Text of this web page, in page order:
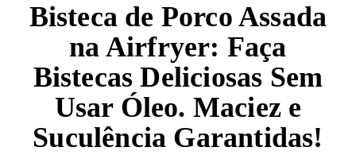
Bisteca de Porco Assada
na Airfryer: Faça
Bistecas Deliciosas Sem
Usar Óleo. Maciez e
Suculência Garantidas!